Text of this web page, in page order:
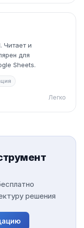
Читает и
для
Sheets.
Легко
решения